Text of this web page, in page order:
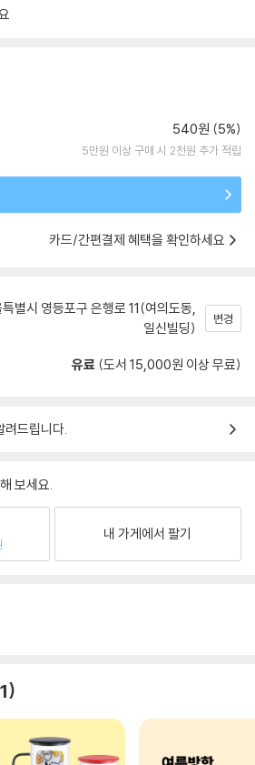
540원 (5%)
5만원 이상 구매 시 2천원 추가 적립
카드/간편결제 혜택을 확인하세요
별시 영등포구 은행로 11(여의도동,
일신빌딩)
변경
유료 (도서 15,000원 이상 무료)
드립니다.
보세요.
내 가게에서 팔기